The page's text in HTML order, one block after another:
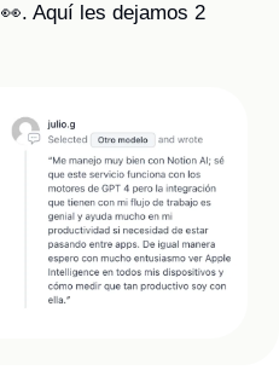
👀. Aquí les dejamos 2